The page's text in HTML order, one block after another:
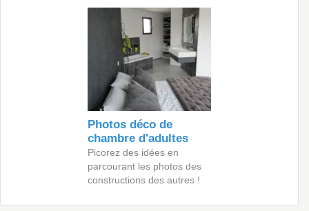
Photos déco de
chambre d'adultes
Picorez des idées en
parcourant les photos des
constructions des autres !